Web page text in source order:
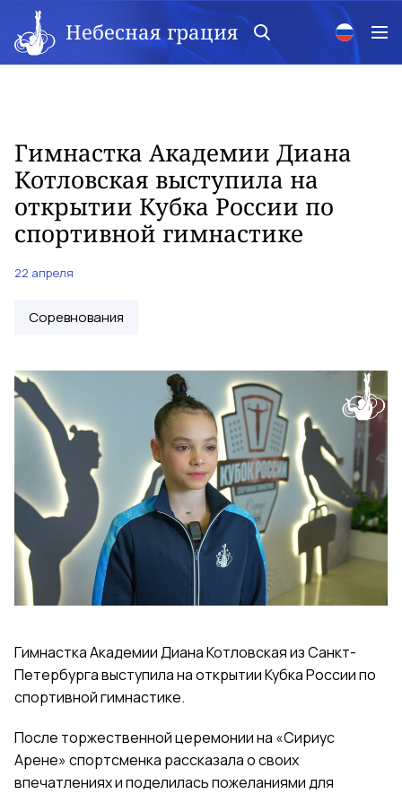
Небесная грация
Гимнастка Академии Диана
Котловская выступила на
открытии Кубка России по
спортивной гимнастике
22 апреля
Соревнования
Гимнастка Академии Диана Котловская из Санкт-
Петербурга выступила на открытии Кубка России по
спортивной гимнастике.
После торжественной церемонии на «Сириус
Арене» спортсменка рассказала о своих
впечатлениях и поделилась пожеланиями для